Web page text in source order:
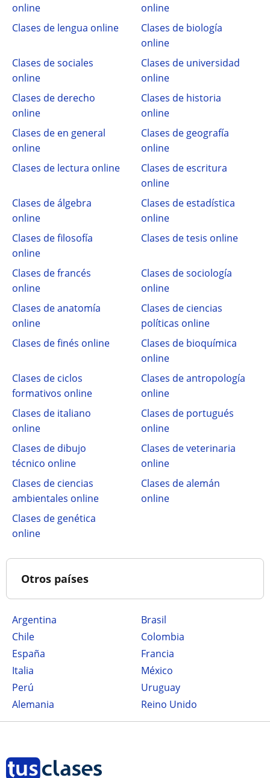
online
online
Clases de lengua online
Clases de biología
online
Clases de sociales
online
Clases de universidad
online
Clases de derecho
online
Clases de historia
online
Clases de en general
online
Clases de geografía
online
Clases de lectura online
Clases de escritura
online
Clases de álgebra
online
Clases de estadística
online
Clases de filosofía
online
Clases de tesis online
Clases de francés
online
Clases de sociología
online
Clases de anatomía
online
Clases de ciencias
políticas online
Clases de finés online
Clases de bioquímica
online
Clases de ciclos
formativos online
Clases de antropología
online
Clases de italiano
online
Clases de portugués
online
Clases de dibujo
técnico online
Clases de veterinaria
online
Clases de ciencias
ambientales online
Clases de alemán
online
Clases de genética
online
Otros países
Argentina
Brasil
Chile
Colombia
España
Francia
Italia
México
Perú
Uruguay
Alemania
Reino Unido